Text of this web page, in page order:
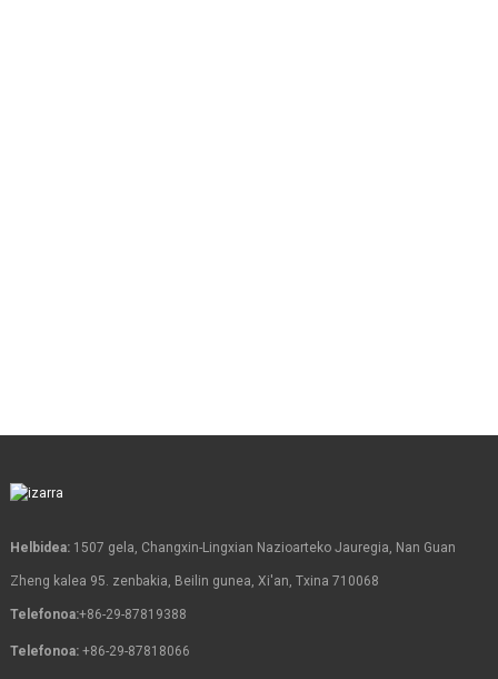
Helbidea:1507 gela, Changxin-Lingxian Nazioarteko Jauregia, Nan Guan
Zheng kalea 95. zenbakia, Beilin gunea, Xi'an, Txina 710068
Telefonoa:+86-29-87819388
Telefonoa: +86-29-87818066